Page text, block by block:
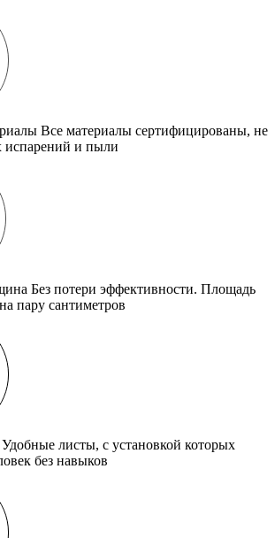
Все материалы сертифицированы, не
испарений и пыли
Без потери эффективности. Площадь
пару сантиметров
Удобные листы, с установкой которых
без навыков